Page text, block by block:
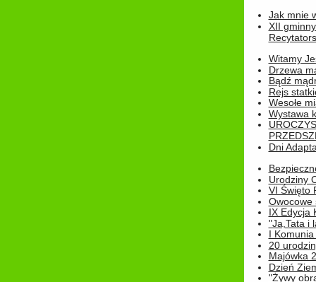
Jak mnie
XII
Witamy
Drzewa
Bądź
Rejs
Wesołe
Wystawa
Dni
Urodziny
VI Święto
Owocowe
IX Edycja
"Ja,Tata i
I
20
Majówka
Dzień
"Żywy